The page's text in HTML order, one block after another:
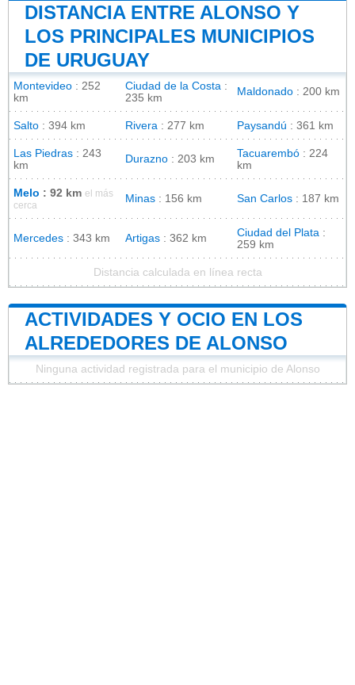
DISTANCIA ENTRE ALONSO Y
LOS PRINCIPALES MUNICIPIOS
DE URUGUAY
Montevideo : 252
km
Ciudad de la Costa :
235 km
Maldonado : 200 km
Salto : 394 km Rivera : 277 km Paysandú : 361 km
Las Piedras : 243
km
Durazno : 203 km Tacuarembó : 224
km
Melo : 92 km el más
cerca
Minas : 156 km San Carlos : 187 km
Mercedes : 343 km Artigas : 362 km Ciudad del Plata :
259 km
Distancia calculada en línea recta
ACTIVIDADES Y OCIO EN LOS
ALREDEDORES DE ALONSO
Ninguna actividad registrada para el municipio de Alonso